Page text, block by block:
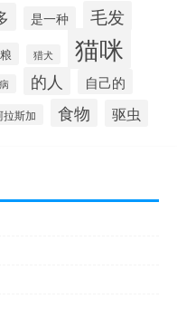
是一种 毛发
猎犬 猫咪
的人 自己的
拉斯加 食物 驱虫